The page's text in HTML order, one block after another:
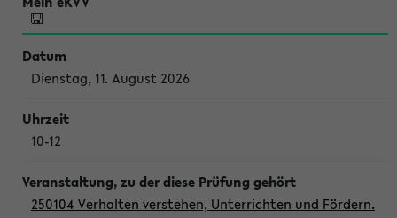
Dienstag, 11. August 2026
10-12
250104 Verhalten verstehen, Unterrichten und Fördern.